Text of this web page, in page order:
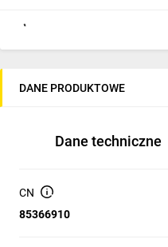
DANE PRODUKTOWE
Dane techniczne
CN
85366910